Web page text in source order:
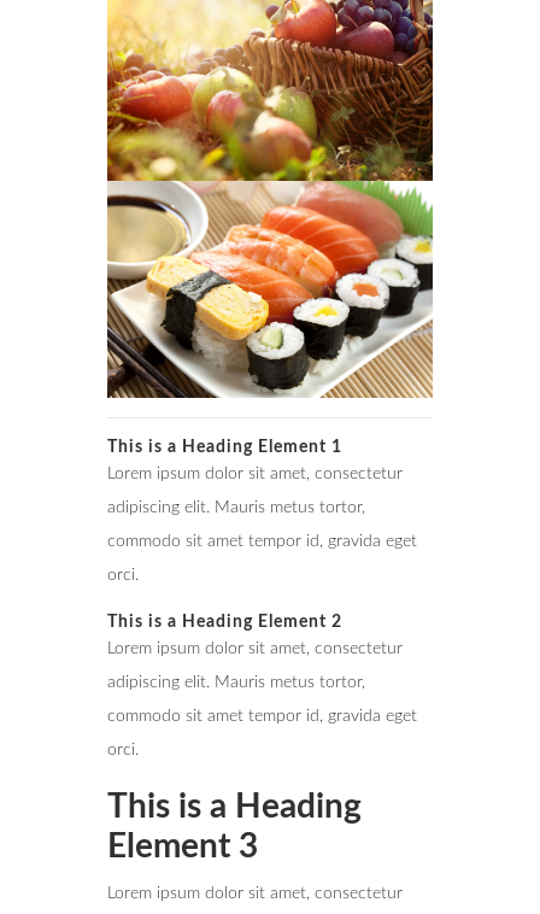
This is a Heading Element 1
Lorem ipsum dolor sit amet, consectetur
adipiscing elit. Mauris metus tortor,
commodo sit amet tempor id, gravida eget
orci.
This is a Heading Element 2
Lorem ipsum dolor sit amet, consectetur
adipiscing elit. Mauris metus tortor,
commodo sit amet tempor id, gravida eget
orci.
This is a Heading
Element 3
Lorem ipsum dolor sit amet, consectetur